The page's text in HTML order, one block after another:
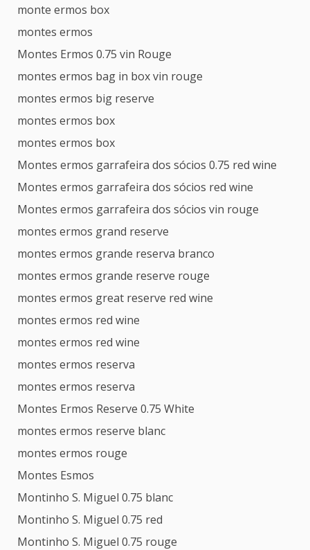
monte ermos box
montes ermos
Montes Ermos 0.75 vin Rouge
montes ermos bag in box vin rouge
montes ermos big reserve
montes ermos box
montes ermos box
Montes ermos garrafeira dos sócios 0.75 red wine
Montes ermos garrafeira dos sócios red wine
Montes ermos garrafeira dos sócios vin rouge
montes ermos grand reserve
montes ermos grande reserva branco
montes ermos grande reserve rouge
montes ermos great reserve red wine
montes ermos red wine
montes ermos red wine
montes ermos reserva
montes ermos reserva
Montes Ermos Reserve 0.75 White
montes ermos reserve blanc
montes ermos rouge
Montes Esmos
Montinho S. Miguel 0.75 blanc
Montinho S. Miguel 0.75 red
Montinho S. Miguel 0.75 rouge